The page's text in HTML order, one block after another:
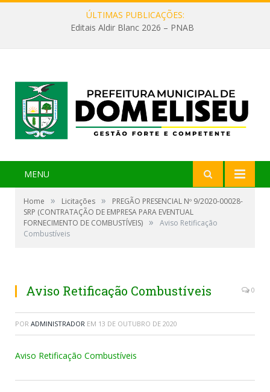
ÚLTIMAS PUBLICAÇÕES:
Editais Aldir Blanc 2026 – PNAB
MENU
Home » Licitações »
PREGÃO PRESENCIAL Nº 9/2020-00028-
SRP (CONTRATAÇÃO DE EMPRESA PARA EVENTUAL
FORNECIMENTO DE COMBUSTÍVEIS) »
Aviso Retificação
Combustíveis
Aviso Retificação Combustíveis 0
POR ADMINISTRADOR EM 13 DE OUTUBRO DE 2020
Aviso Retificação Combustíveis